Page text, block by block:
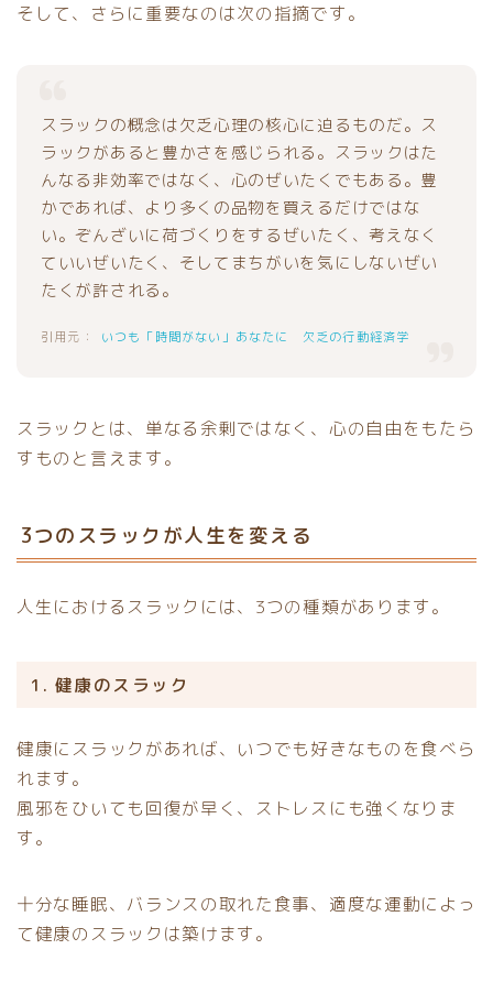
そして、さらに重要なのは次の指摘です。
スラックの概念は欠乏心理の核心に迫るものだ。ス
ラックがあると豊かさを感じられる。スラックはた
んなる非効率ではなく、心のぜいたくでもある。豊
かであれば、より多くの品物を買えるだけではな
い。ぞんざいに荷づくりをするぜいたく、考えなく
ていいぜいたく、そしてまちがいを気にしないぜい
たくが許される。
いつも「時間がない」あなたに 欠乏の行動経済学
スラックとは、単なる余剰ではなく、心の自由をもたら
すものと言えます。
3つのスラックが人生を変える
人生におけるスラックには、3つの種類があります。
1. 健康のスラック
健康にスラックがあれば、いつでも好きなものを食べら
れます。
風邪をひいても回復が早く、ストレスにも強くなりま
す。
十分な睡眠、バランスの取れた食事、適度な運動によっ
て健康のスラックは築けます。